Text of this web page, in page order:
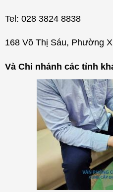
Tel: 028 3824 8838
168 Võ Thị Sáu, Phường
Và Chi nhánh các tỉnh